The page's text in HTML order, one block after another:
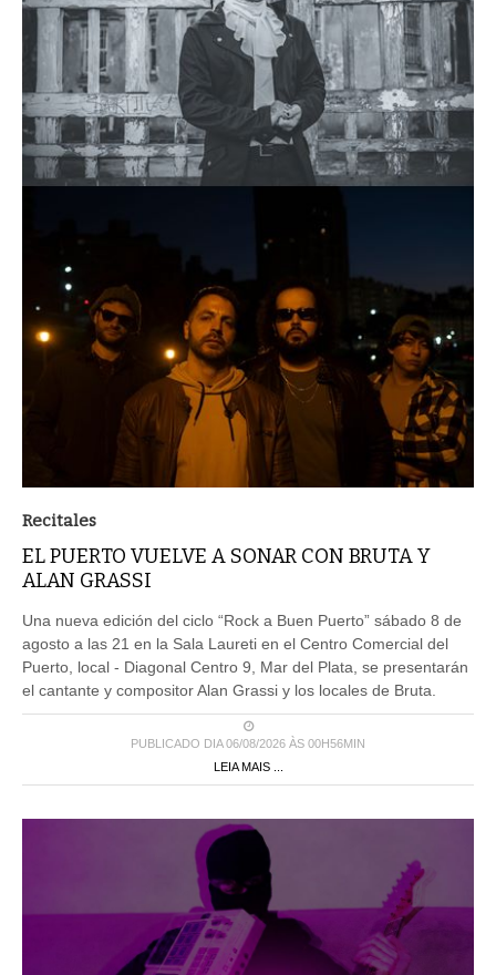
EL PUERTO VUELVE A SONAR CON BRUTA Y
ALAN GRASSI
agosto a las 21 en la Sala Laureti en el Centro Comercial del
Puerto, local - Diagonal Centro 9, Mar del Plata, se presentarán
el cantante y compositor Alan Grassi y los locales de Bruta.
PUBLICADO DIA 06/08/2026 ÀS 00H56MIN
LEIA MAIS ...